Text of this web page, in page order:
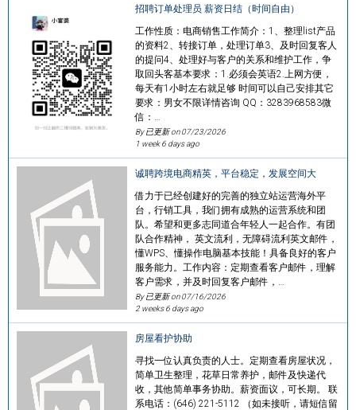
招聘订单处理员 薪资日结（时间自由）
工作性质：电商销售工作简介：1、整理list产品
的资料2、转接订单，处理订单3、及时回复客人
的提问4、处理好与客户的关系和维护工作，争
取回头客基本要求：1.必须会英语2.上网方便，
每天有1小时左右就足够 时间可以自己安排其它
要求：男女不限详情咨询 QQ：3283968583微
信：…
By 已更新 on07/23/2026
1 week 6 days ago
诚聘跨境电商精英，平台稳定，发展空间大
借力于已经创建好的完善的独立站运营海外平
台，行销工具，我们拥有成熟的运营系统和团
队。希望和更多志同道合年轻人一起合作。有团
队合作精神， 英文流利，无障碍流利英文邮件，
懂WPS、懂操作电脑基本技能！具备良好的客户
服务能力。工作内容：定期查看客户邮件，理解
客户需求，并及时回复客户邮件，…
By 已更新 on07/16/2026
2 weeks 6 days ago
房屋看护协助
寻找一位认真负责的人士。定期查看房屋状况，
简单卫生整理，花草日常养护，邮件及快递代
收，其他简单事务协助。薪资面议，可长期。 联
系电话：(646) 221-5112 （如未接听，请短信留